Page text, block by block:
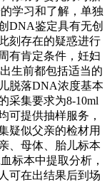
学习和了解，单独
DNA鉴定具有无创
刻存在的疑惑进行
有肯定条件，妊妇
生前都包括适当的
脱落DNA浓度基本
采集要求为8-10ml
可提供抽样服务，
疑似父亲的检材用
、母体、胎儿标本
标本中提取分析，
可在出结果后到场